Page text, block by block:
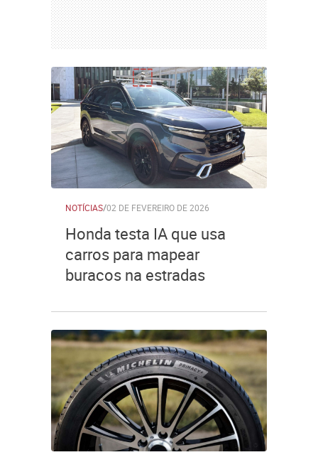
NOTÍCIAS/02 DE FEVEREIRO DE 2026
Honda testa IA que usa
carros para mapear
buracos na estradas